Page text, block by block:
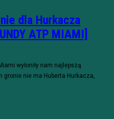
dla Hurkacza
ATP MIAMI]
wyłoniły nam najlepszą
gronie nie ma Huberta Hurkacza,